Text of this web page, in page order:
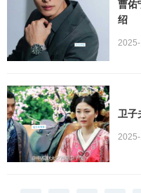
曹佑
绍
卫子